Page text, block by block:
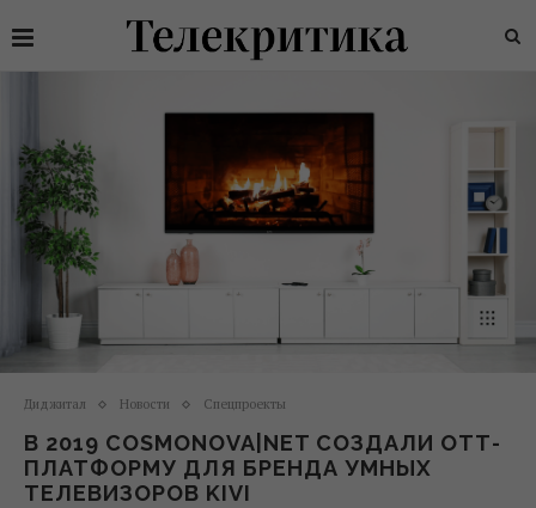
Диджитал Новости Спецпроекты
В 2019 COSMONOVA|NET СОЗДАЛИ ОТТ-
ПЛАТФОРМУ ДЛЯ БРЕНДА УМНЫХ
ТЕЛЕВИЗОРОВ KIVI